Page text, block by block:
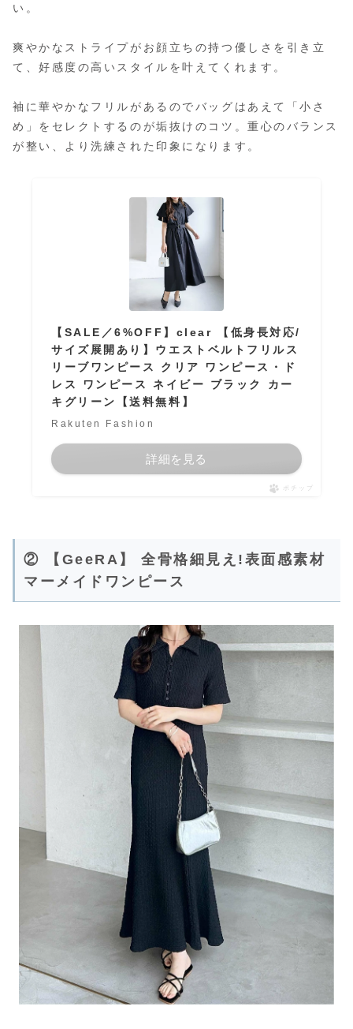
い。
爽やかなストライプがお顔立ちの持つ優しさを引き立
て、好感度の高いスタイルを叶えてくれます。
袖に華やかなフリルがあるのでバッグはあえて「小さ
め」をセレクトするのが垢抜けのコツ。重心のバランス
が整い、より洗練された印象になります。
【SALE／6%OFF】clear 【低身長対応/
サイズ展開あり】ウエストベルトフリルス
リーブワンピース クリア ワンピース・ド
レス ワンピース ネイビー ブラック カー
キグリーン【送料無料】
Rakuten Fashion
詳細を見る
ポチップ
② 【GeeRA】 全骨格細見え!表面感素材
マーメイドワンピース